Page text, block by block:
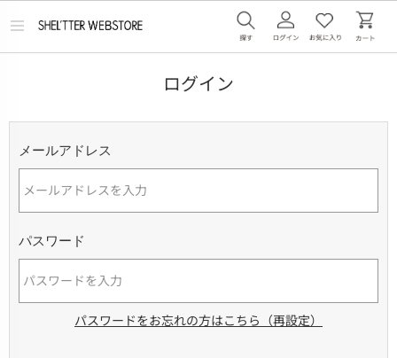
メ
ログイン
メールアドレス
パスワード
パスワードをお忘れの方はこちら（再設定）